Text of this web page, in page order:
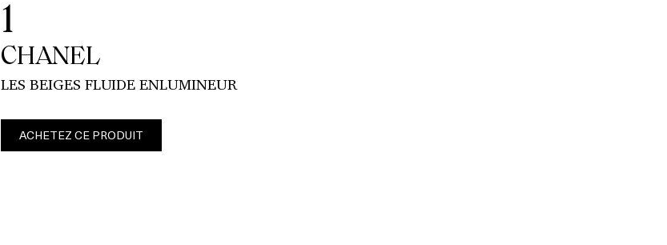
1
CHANEL
LES BEIGES FLUIDE ENLUMINEUR
ACHETEZ CE PRODUIT